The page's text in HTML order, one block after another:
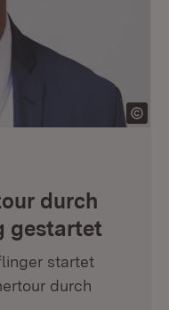
durch
gestartet
startet
durch